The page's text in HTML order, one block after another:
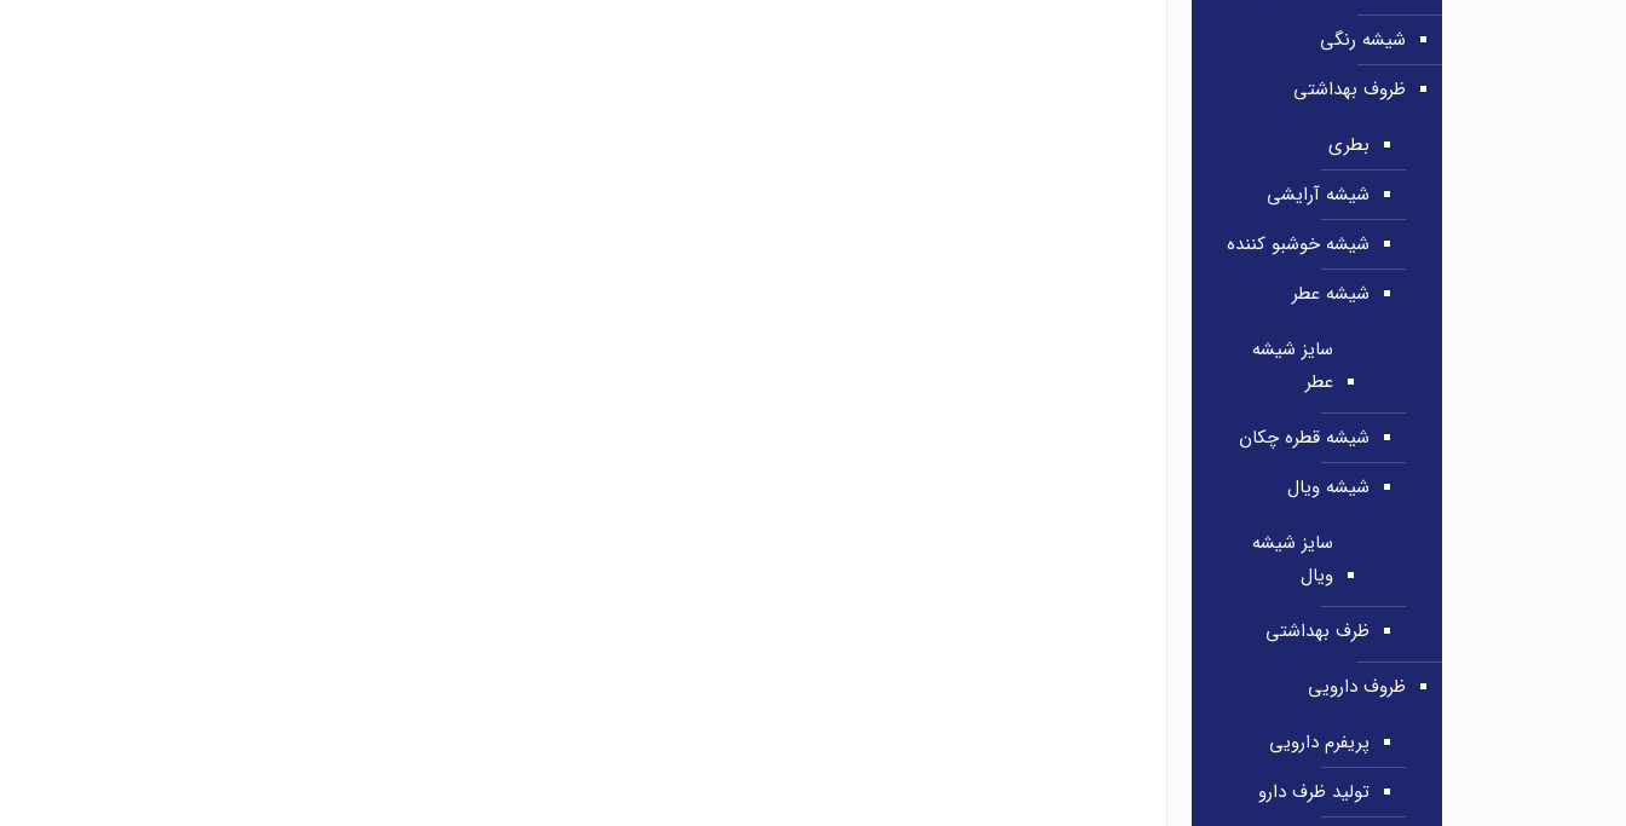
شیشه رنگی
ظروف بهداشتی
بطری
شیشه آرایشی
شیشه خوشبو کننده
شیشه عطر
سایز شیشه
عطر
شیشه قطره چکان
شیشه ویال
سایز شیشه
ویال
ظرف بهداشتی
ظروف دارویی
پریفرم دارویی
تولید ظرف دارو